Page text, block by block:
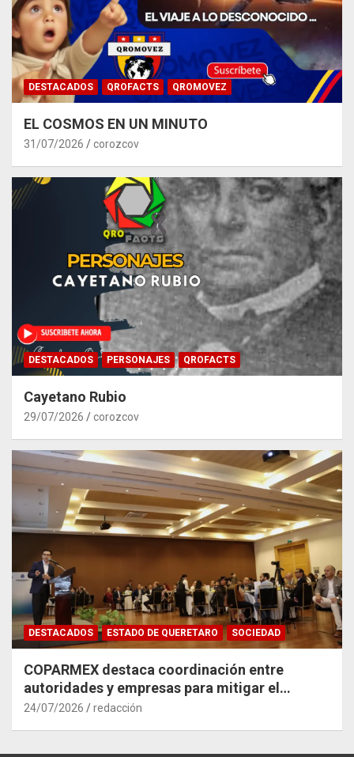
DESTACADOS QROFACTS QROMOVEZ
EL COSMOS EN UN MINUTO
31/07/2026 corozcov
DESTACADOS PERSONAJES QROFACTS
Cayetano Rubio
29/07/2026 corozcov
DESTACADOS ESTADO DE QUERETARO SOCIEDAD
COPARMEX destaca coordinación entre
autoridades y empresas para mitigar el
impacto del Tren México–Querétaro
24/07/2026 redacción